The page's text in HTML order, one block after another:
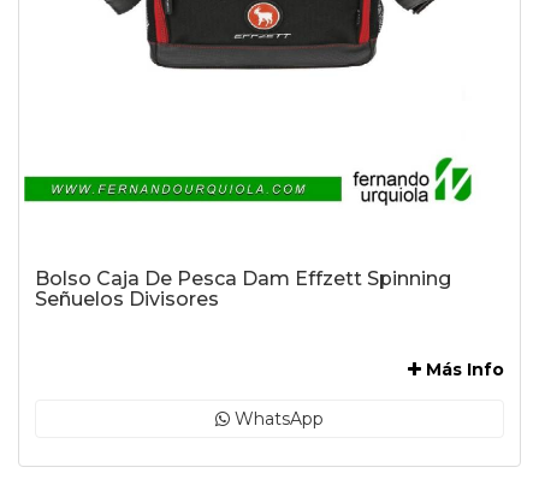
Bolso Caja De Pesca Dam Effzett Spinning
Señuelos Divisores
Más Info
WhatsApp